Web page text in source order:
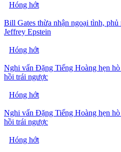
Hóng hớt
Bill Gates thừa nhận ngoại tình, phủ
Jeffrey Epstein
Hóng hớt
Nghi vấn Đặng Tiếng Hoàng hẹn
hồi trái ngược
Hóng hớt
Nghi vấn Đặng Tiếng Hoàng hẹn
hồi trái ngược
Hóng hớt